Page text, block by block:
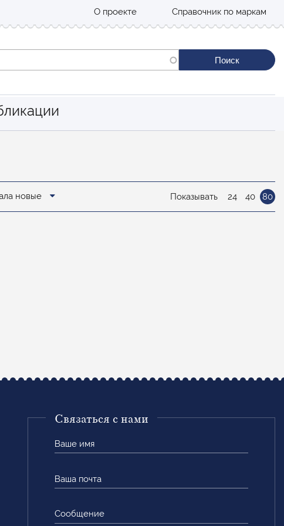
О проекте Справочник по маркам
новые Показывать 24 40 80
Связаться с нами
имя
почта
Сообщение